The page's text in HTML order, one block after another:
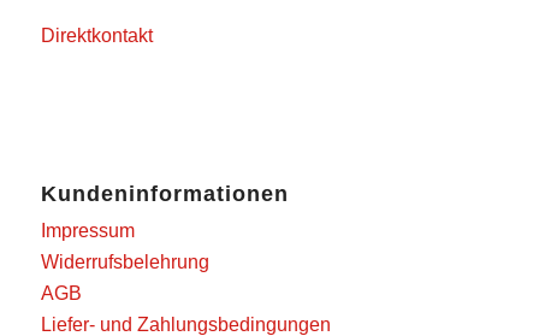
Direktkontakt
Kundeninformationen
Impressum
Widerrufsbelehrung
AGB
Liefer- und Zahlungsbedingungen